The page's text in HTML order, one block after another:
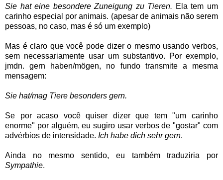
Sie hat eine besondere Zuneigung zu Tieren. Ela tem um
carinho especial por animais. (apesar de animais não serem
pessoas, no caso, mas é só um exemplo)
Mas é claro que você pode dizer o mesmo usando verbos,
sem necessariamente usar um substantivo. Por exemplo,
jmdn. gern haben/mögen, no fundo transmite a mesma
mensagem:
Sie hat/mag Tiere besonders gern.
Se por acaso você quiser dizer que tem "um carinho
enorme" por alguém, eu sugiro usar verbos de "gostar" com
advérbios de intensidade. Ich habe dich sehr gern.
Ainda no mesmo sentido, eu também traduziria por
Sympathie.